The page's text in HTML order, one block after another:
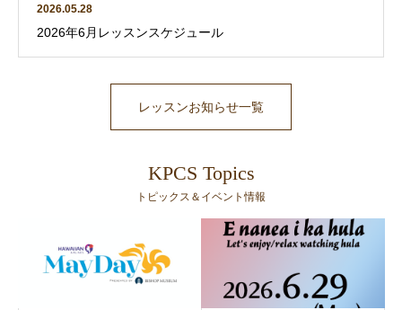
2026.05.28
2026年6月レッスンスケジュール
レッスンお知らせ一覧
KPCS Topics
トピックス＆イベント情報